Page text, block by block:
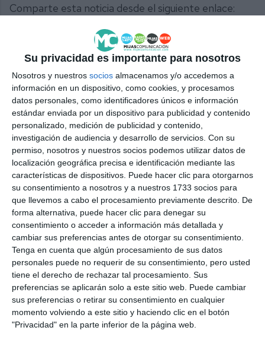
Su privacidad es importante para nosotros
Nosotros y nuestros socios almacenamos y/o accedemos a
información en un dispositivo, como cookies, y procesamos
datos personales, como identificadores únicos e información
estándar enviada por un dispositivo para publicidad y contenido
personalizado, medición de publicidad y contenido,
investigación de audiencia y desarrollo de servicios. Con su
permiso, nosotros y nuestros socios podemos utilizar datos de
localización geográfica precisa e identificación mediante las
características de dispositivos. Puede hacer clic para otorgarnos
su consentimiento a nosotros y a nuestros 1733 socios para
que llevemos a cabo el procesamiento previamente descrito. De
forma alternativa, puede hacer clic para denegar su
consentimiento o acceder a información más detallada y
cambiar sus preferencias antes de otorgar su consentimiento.
Tenga en cuenta que algún procesamiento de sus datos
personales puede no requerir de su consentimiento, pero usted
tiene el derecho de rechazar tal procesamiento. Sus
preferencias se aplicarán solo a este sitio web. Puede cambiar
sus preferencias o retirar su consentimiento en cualquier
momento volviendo a este sitio y haciendo clic en el botón
"Privacidad" en la parte inferior de la página web.
Comparte esta noticia desde el siguiente enlace:
https://mijascom.com/?a=37915
MIJAS PSOE PARTIDOS POLÍTICA